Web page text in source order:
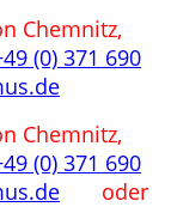
Chemnitz,
(0) 371 690
Chemnitz,
(0) 371 690
oder